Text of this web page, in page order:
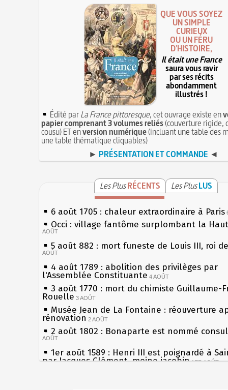
QUE VOUS SOYEZ
UN SIMPLE
CURIEUX
OU UN FÉRU
D'HISTOIRE,
Il était une France
saura vous ravir
par ses récits
abondamment
illustrés !
Édité parLa France pittoresque, cet ouvrage existe en
papier comprenant 3 volumes reliés(couverture rigide,
cousu) ET enversion numérique(incluant une table des
une table thématique cliquables)
► PRÉSENTATION ET COMMANDE ◄
Les PlusRÉCENTS Les PlusLUS
6 août 1705 : chaleur extraordinaire à Paris
Occi : village fantôme surplombant la
AOÛT
5 août 882 : mort funeste de Louis III, roi
AOÛT
4 août 1789 : abolition des privilèges par
l'Assemblée Constituante 4 AOÛT
3 août 1770 : mort du chimiste Guillaume-
Rouelle 3 AOÛT
Musée Jean de La Fontaine : réouverture
rénovation 2 AOÛT
2 août 1802 : Bonaparte est nommé
AOÛT
1er août 1589 : Henri III est poignardé à
par Jacques Clément, moine jacobin 1ER AOÛT